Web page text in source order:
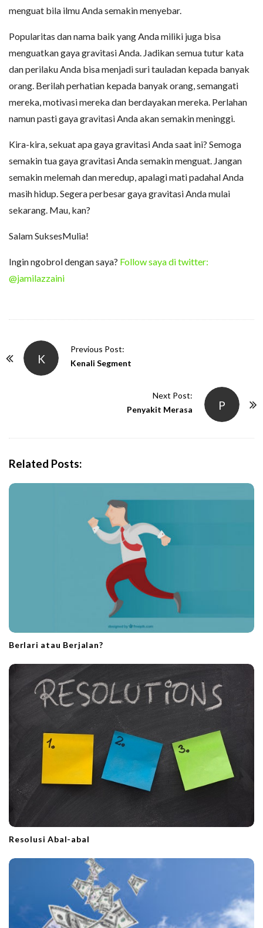
menguat bila ilmu Anda semakin menyebar.
Popularitas dan nama baik yang Anda miliki juga bisa
menguatkan gaya gravitasi Anda. Jadikan semua tutur kata
dan perilaku Anda bisa menjadi suri tauladan kepada banyak
orang. Berilah perhatian kepada banyak orang, semangati
mereka, motivasi mereka dan berdayakan mereka. Perlahan
namun pasti gaya gravitasi Anda akan semakin meninggi.
Kira-kira, sekuat apa gaya gravitasi Anda saat ini? Semoga
semakin tua gaya gravitasi Anda semakin menguat. Jangan
semakin melemah dan meredup, apalagi mati padahal Anda
masih hidup. Segera perbesar gaya gravitasi Anda mulai
sekarang. Mau, kan?
Salam SuksesMulia!
Ingin ngobrol dengan saya? Follow saya di twitter:
@jamilazzaini
K
Previous Post:
Kenali Segment
P
Next Post:
Penyakit Merasa
Related Posts:
Berlari atau Berjalan?
Resolusi Abal-abal